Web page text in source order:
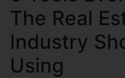
The Real
Industry
Using